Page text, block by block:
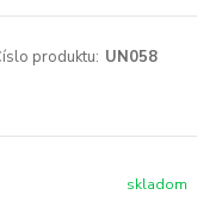
produktu: UN058
skladom